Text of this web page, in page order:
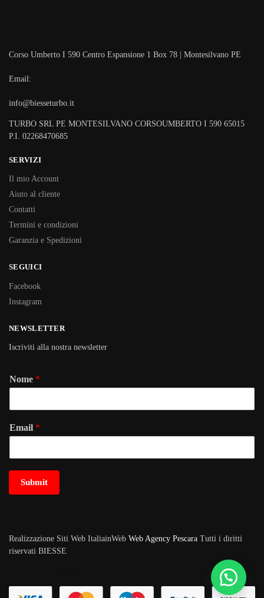
Corso Umberto I 590 Centro Espansione 1 Box 78 | Montesilvano PE
Email:
info@biesseturbo.it
TURBO SRL PE MONTESILVANO CORSOUMBERTO I 590 65015
P.I. 02268470685
SERVIZI
Il mio Account
Aiuto al cliente
Contatti
Termini e condizioni
Garanzia e Spedizioni
SEGUICI
Facebook
Instagram
NEWSLETTER
Iscriviti alla nostra newsletter
Nome *
Email *
Submit
Realizzazione Siti Web ItaliainWeb Web Agency Pescara Tutti i diritti
riservati BIESSE